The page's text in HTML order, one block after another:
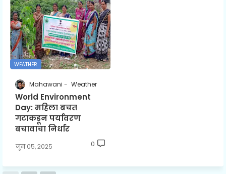
WEATHER
Mahawani Weather
World Environment
Day: महिला बचत
गटाकडून पर्यावरण
बचावाचा निर्धार
जून ०५, २०२५ 0